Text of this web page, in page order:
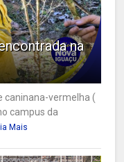
na
caninana-vermelha (
campus da
Mais